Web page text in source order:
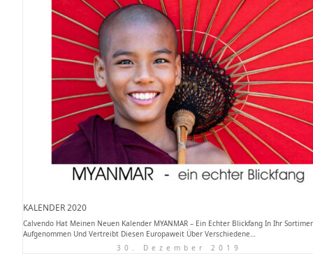
KALENDER 2020
Calvendo Hat Meinen Neuen Kalender MYANMAR – Ein Echter Blickfang In Ihr
Aufgenommen Und Vertreibt Diesen Europaweit Über Verschiedene…
30. Dezember 2019